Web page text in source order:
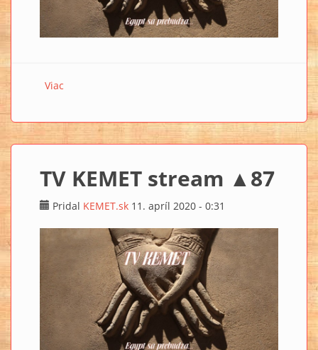
Viac
TV KEMET stream ▲87
Pridal KEMET.sk 11. apríl 2020 - 0:31